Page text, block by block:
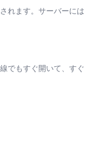
れます。サーバーには
でもすぐ開いて、すぐ